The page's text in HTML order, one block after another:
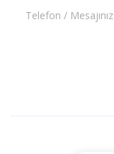
Telefon / Mesajınız